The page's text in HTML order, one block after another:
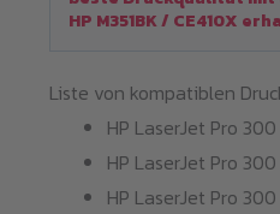
HP M351BK / CE410X
Liste von kompatiblen
HP LaserJet Pro
HP LaserJet Pro
HP LaserJet Pro